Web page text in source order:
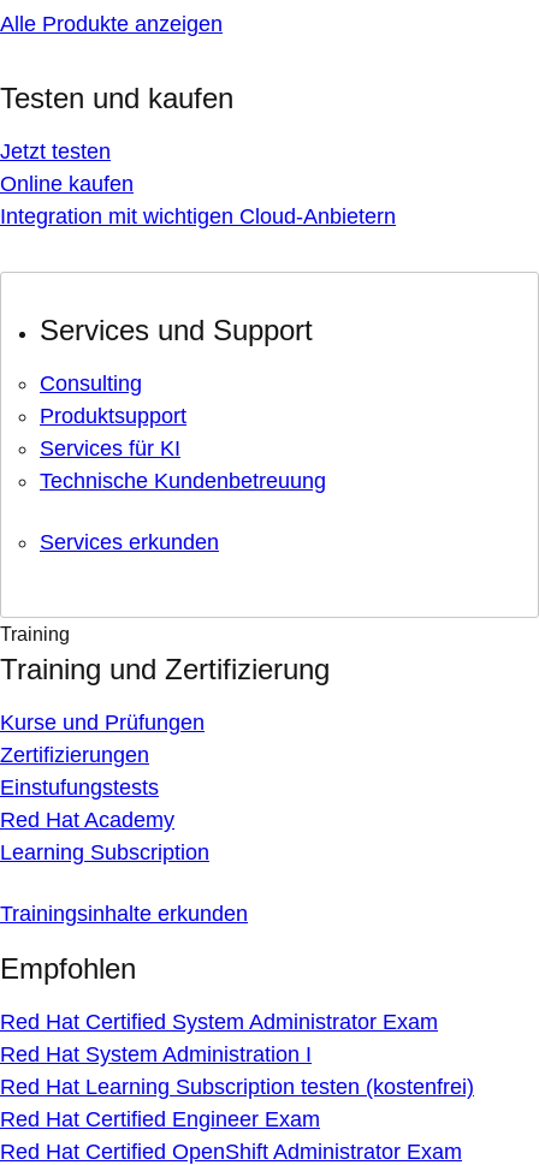
Alle Produkte anzeigen
Testen und kaufen
Jetzt testen
Online kaufen
Integration mit wichtigen Cloud-Anbietern
Services und Support
Consulting
Produktsupport
Services für KI
Technische Kundenbetreuung
Services erkunden
Training
Training und Zertifizierung
Kurse und Prüfungen
Zertifizierungen
Einstufungstests
Red Hat Academy
Learning Subscription
Trainingsinhalte erkunden
Empfohlen
Red Hat Certified System Administrator Exam
Red Hat System Administration I
Red Hat Learning Subscription testen (kostenfrei)
Red Hat Certified Engineer Exam
Red Hat Certified OpenShift Administrator Exam